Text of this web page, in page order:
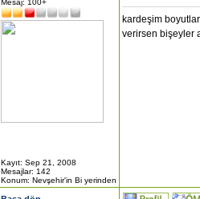
Kayıt: Sep 21, 2008
Mesajlar: 142
Konum: Nevşehir'in Bi yerinden
kardeşim
verirsen bişeyler